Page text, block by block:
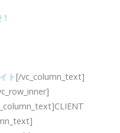
ト[/vc_column_text]